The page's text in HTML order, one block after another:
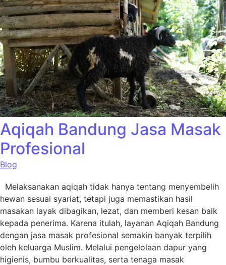
Aqiqah Bandung Jasa Masak
Profesional
Blog
Melaksanakan aqiqah tidak hanya tentang menyembelih
hewan sesuai syariat, tetapi juga memastikan hasil
masakan layak dibagikan, lezat, dan memberi kesan baik
kepada penerima. Karena itulah, layanan Aqiqah Bandung
dengan jasa masak profesional semakin banyak terpilih
oleh keluarga Muslim. Melalui pengelolaan dapur yang
higienis, bumbu berkualitas, serta tenaga masak